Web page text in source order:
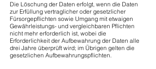
Die Löschung der Daten erfolgt, wenn die Daten
zur Erfüllung vertraglicher oder gesetzlicher
Fürsorgepflichten sowie Umgang mit etwaigen
Gewährleistungs- und vergleichbaren Pflichten
nicht mehr erforderlich ist, wobei die
Erforderlichkeit der Aufbewahrung der Daten alle
drei Jahre überprüft wird; im Übrigen gelten die
gesetzlichen Aufbewahrungspflichten.